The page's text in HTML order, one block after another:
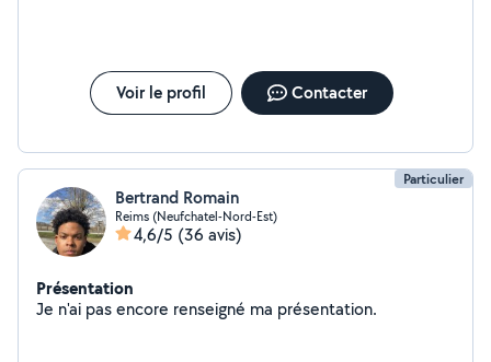
Voir le profil Contacter
Particulier
Bertrand Romain
Reims (Neufchatel-Nord-Est)
4,6/5 (36 avis)
Présentation
Je n'ai pas encore renseigné ma présentation.